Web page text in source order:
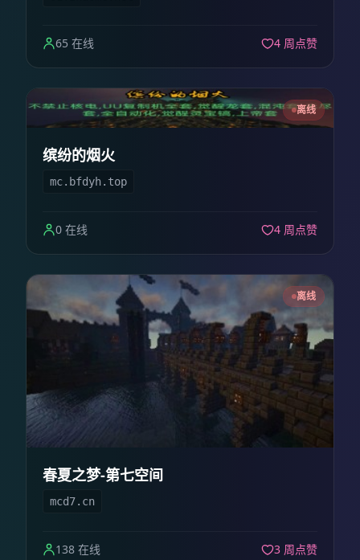
65 在线 4 周点赞
离线
缤纷的烟火
mc.bfdyh.top
0 在线 4 周点赞
离线
春夏之梦-第七空间
mcd7.cn
138 在线 3 周点赞